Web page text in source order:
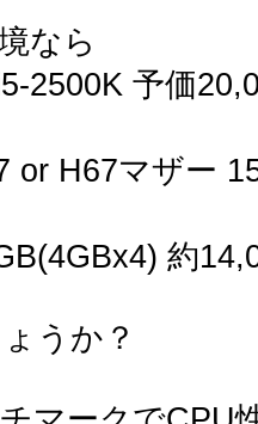
なら
2500K 予価
H67マザー
約
うか？